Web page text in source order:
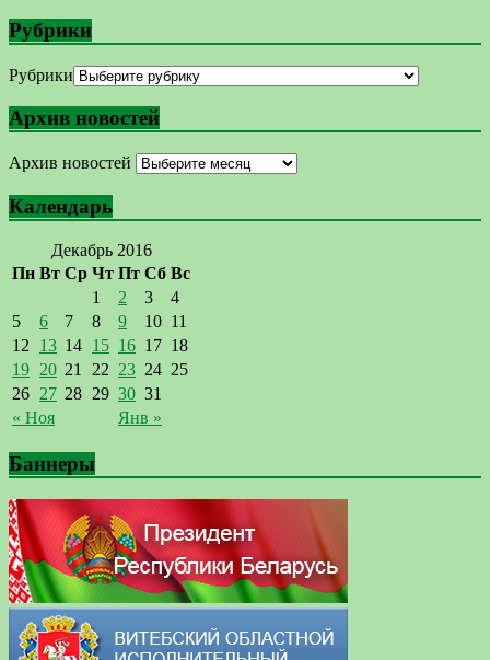
Рубрики
Рубрики
Архив новостей
Архив новостей
Календарь
Декабрь 2016
Пн Вт Ср Чт Пт Сб Вс
« Ноя Янв »
1 2 3
4
5
6 7 8 9 10 11
12 13 14 15 16 17 18
19 20 21 22 23 24 25
26 27 28 29 30 31
Баннеры